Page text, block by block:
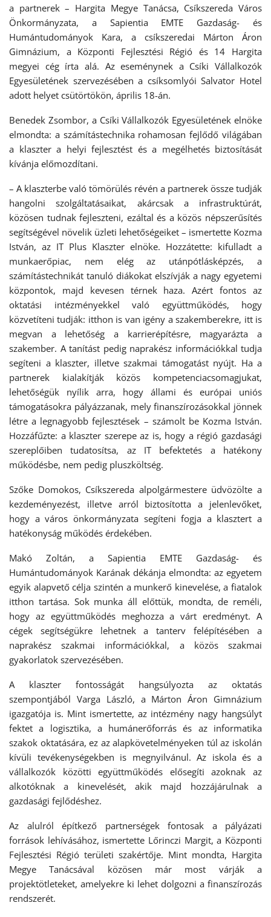
a partnerek – Hargita Megye Tanácsa, Csíkszereda Város
Önkormányzata, a Sapientia EMTE Gazdaság- és
Humántudományok Kara, a csíkszeredai Márton Áron
Gimnázium, a Központi Fejlesztési Régió és 14 Hargita
megyei cég írta alá. Az eseménynek a Csíki Vállalkozók
Egyesületének szervezésében a csíksomlyói Salvator Hotel
adott helyet csütörtökön, április 18-án.
Benedek Zsombor, a Csíki Vállalkozók Egyesületének elnöke
elmondta: a számítástechnika rohamosan fejlődő világában
a klaszter a helyi fejlesztést és a megélhetés biztosítását
kívánja előmozdítani.
– A klaszterbe való tömörülés révén a partnerek össze tudják
hangolni szolgáltatásaikat, akárcsak a infrastruktúrát,
közösen tudnak fejleszteni, ezáltal és a közös népszerűsítés
segítségével növelik üzleti lehetőségeiket – ismertette Kozma
István, az IT Plus Klaszter elnöke. Hozzátette: kifulladt a
munkaerőpiac, nem elég az utánpótlásképzés, a
számítástechnikát tanuló diákokat elszívják a nagy egyetemi
központok, majd kevesen térnek haza. Azért fontos az
oktatási intézményekkel való együttműködés, hogy
közvetíteni tudják: itthon is van igény a szakemberekre, itt is
megvan a lehetőség a karrierépítésre, magyarázta a
szakember. A tanítást pedig naprakész információkkal tudja
segíteni a klaszter, illetve szakmai támogatást nyújt. Ha a
partnerek kialakítják közös kompetenciacsomagjukat,
lehetőségük nyílik arra, hogy állami és európai uniós
támogatásokra pályázzanak, mely finanszírozásokkal jönnek
létre a legnagyobb fejlesztések – számolt be Kozma István.
Hozzáfűzte: a klaszter szerepe az is, hogy a régió gazdasági
szereplőiben tudatosítsa, az IT befektetés a hatékony
működésbe, nem pedig pluszköltség.
Szőke Domokos, Csíkszereda alpolgármestere üdvözölte a
kezdeményezést, illetve arról biztosította a jelenlevőket,
hogy a város önkormányzata segíteni fogja a klasztert a
hatékonyság működés érdekében.
Makó Zoltán, a Sapientia EMTE Gazdaság- és
Humántudományok Karának dékánja elmondta: az egyetem
egyik alapvető célja szintén a munkerő kinevelése, a fiatalok
itthon tartása. Sok munka áll előttük, mondta, de reméli,
hogy az együttműködés meghozza a várt eredményt. A
cégek segítségükre lehetnek a tanterv felépítésében a
naprakész szakmai információkkal, a közös szakmai
gyakorlatok szervezésében.
A klaszter fontosságát hangsúlyozta az oktatás
szempontjából Varga László, a Márton Áron Gimnázium
igazgatója is. Mint ismertette, az intézmény nagy hangsúlyt
fektet a logisztika, a humánerőforrás és az informatika
szakok oktatására, ez az alapkövetelményeken túl az iskolán
kívüli tevékenységekben is megnyilvánul. Az iskola és a
vállalkozók közötti együttműködés elősegíti azoknak az
alkotóknak a kinevelését, akik majd hozzájárulnak a
gazdasági fejlődéshez.
Az alulról építkező partnerségek fontosak a pályázati
források lehívásához, ismertette Lőrinczi Margit, a Központi
Fejlesztési Régió területi szakértője. Mint mondta, Hargita
Megye Tanácsával közösen már most várják a
projektötleteket, amelyekre ki lehet dolgozni a finanszírozás
rendszerét.